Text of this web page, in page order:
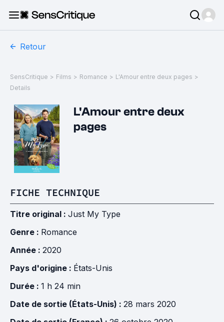
Retour
SensCritique > Films > Romance > L'Amour entre deux pages >
Details
L'Amour entre deux
pages
FICHE TECHNIQUE
Titre original : Just My Type
Genre : Romance
Année : 2020
Pays d'origine : États-Unis
Durée : 1 h 24 min
Date de sortie (États-Unis) : 28 mars 2020